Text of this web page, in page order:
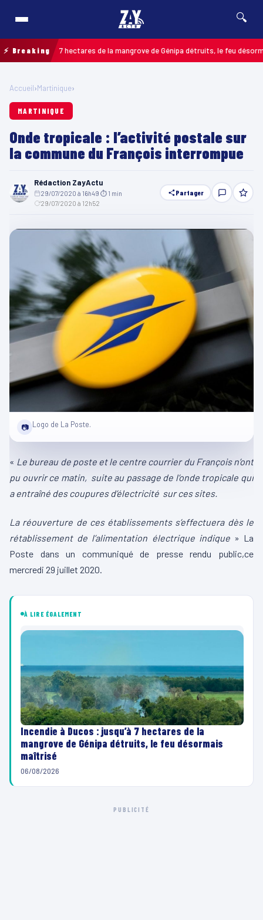
🔍
⚡ Breaking
: jusqu’à 7 hectares de la mangrove de Génipa détruits, le feu désormais
Accueil›Martinique›
MARTINIQUE
Onde tropicale : l’activité postale sur
la commune du François interrompue
Rédaction ZayActu
29/07/2020 à 16h49 ⏱ 1 min
29/07/2020 à 12h52
Partager
📷 Logo de La Poste.
« Le bureau de poste et le centre courrier du François n’ont
pu ouvrir ce matin, suite au passage de l’onde tropicale qui
a entraîné des coupures d’électricité sur ces sites.
La réouverture de ces établissements s’effectuera dès le
rétablissement de l’alimentation électrique indique» La
Poste dans un communiqué de presse rendu public,ce
mercredi 29 juillet 2020.
À LIRE ÉGALEMENT
Incendie à Ducos : jusqu’à 7 hectares de la
mangrove de Génipa détruits, le feu désormais
maîtrisé
06/08/2026
PUBLICITÉ